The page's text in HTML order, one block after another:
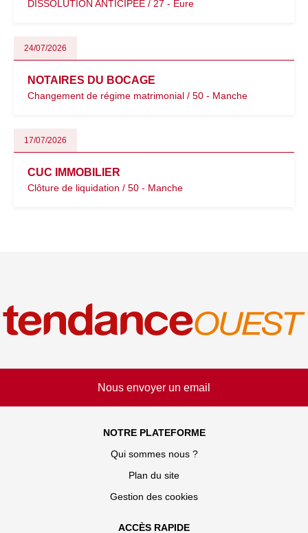
DISSOLUTION ANTICIPEE / 27 - Eure
24/07/2026
NOTAIRES DU BOCAGE
Changement de régime matrimonial / 50 - Manche
17/07/2026
CUC IMMOBILIER
Clôture de liquidation / 50 - Manche
Nous envoyer un email
NOTRE PLATEFORME
Qui sommes nous ?
Plan du site
Gestion des cookies
ACCÈS RAPIDE